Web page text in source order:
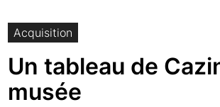
Acquisition
Un tableau de
musée